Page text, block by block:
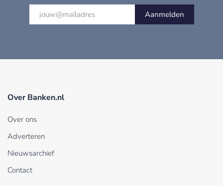
Aanmelden
Over Banken.nl
Over ons
Adverteren
Nieuwsarchief
Contact